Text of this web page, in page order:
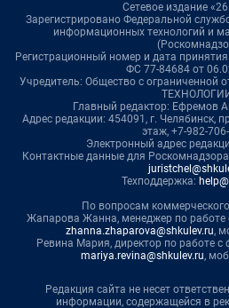
Сетевое издание
Зарегистрировано Федеральной
информационных технологий и
Регистрационный номер и дата
ФС 77-84684 от
Учредитель: Общество с ограниченной
Главный редактор: Ефремов
Адрес редакции: 454091, г. Челябинск,
этаж, +7-982-
Электронный адрес
Контактные данные для
Техподдержка:
По вопросам
Жапарова Жанна, менеджер по
zhanna.zhaparova@shkulev.ru,
Ревина Мария, директор по работе
mariya.revina@shkulev.ru,
Редакция сайта не несет
информации, содержащейся в